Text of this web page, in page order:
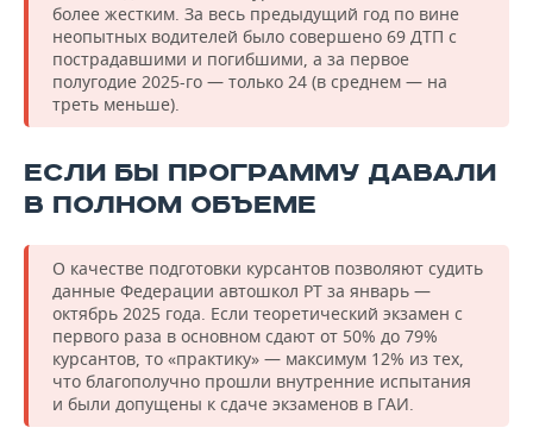
более жестким. За весь предыдущий год по вине
неопытных водителей было совершено 69 ДТП с
пострадавшими и погибшими, а за первое
полугодие 2025-го — только 24 (в среднем — на
треть меньше).
ЕСЛИ БЫ ПРОГРАММУ ДАВАЛИ
В ПОЛНОМ ОБЪЕМЕ
О качестве подготовки курсантов позволяют судить
данные Федерации автошкол РТ за январь —
октябрь 2025 года. Если теоретический экзамен с
первого раза в основном сдают от 50% до 79%
курсантов, то «практику» — максимум 12% из тех,
что благополучно прошли внутренние испытания
и были допущены к сдаче экзаменов в ГАИ.